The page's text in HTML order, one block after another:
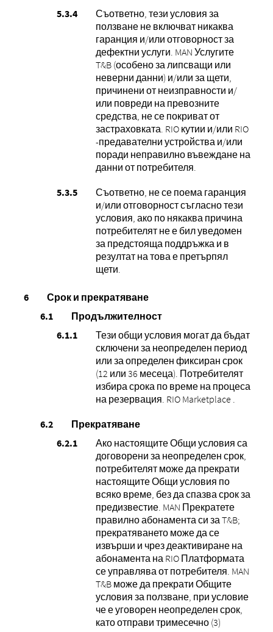
Съответно, тези условия за
ползване не включват никаква
гаранция и/или отговорност за
дефектни услуги. MAN Услугите
T&B (особено за липсващи или
неверни данни) и/или за щети,
причинени от неизправности и/
или повреди на превозните
средства, не се покриват от
застраховката. RIO кутии и/или RIO
-предавателни устройства и/или
поради неправилно въвеждане на
данни от потребителя.
Съответно, не се поема гаранция
и/или отговорност съгласно тези
условия, ако по някаква причина
потребителят не е бил уведомен
за предстояща поддръжка и в
резултат на това е претърпял
щети.
Срок и прекратяване
Продължителност
Тези общи условия могат да бъдат
сключени за неопределен период
или за определен фиксиран срок
(12 или 36 месеца). Потребителят
избира срока по време на процеса
на резервация. RIO Marketplace .
Прекратяване
Ако настоящите Общи условия са
договорени за неопределен срок,
потребителят може да прекрати
настоящите Общи условия по
всяко време, без да спазва срок за
предизвестие. MAN Прекратете
правилно абонамента си за T&B;
прекратяването може да се
извърши и чрез деактивиране на
абонамента на RIO Платформата
се управлява от потребителя. MAN
T&B може да прекрати Общите
условия за ползване, при условие
че е уговорен неопределен срок,
като отправи тримесечно (3)